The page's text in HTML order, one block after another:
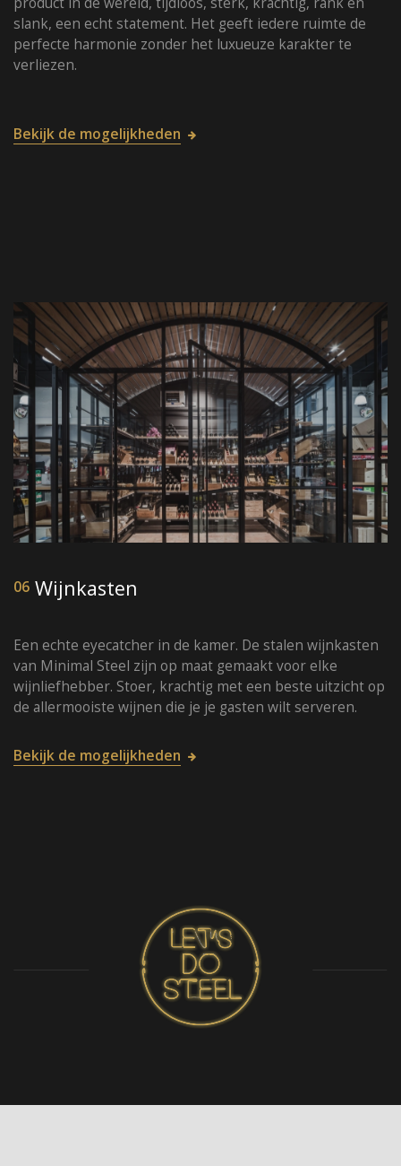
slank, een echt statement. Het geeft iedere ruimte de
perfecte harmonie zonder het luxueuze karakter te
verliezen.
Bekijk de mogelijkheden
06 Wijnkasten
Een echte eyecatcher in de kamer. De stalen wijnkasten
van Minimal Steel zijn op maat gemaakt voor elke
wijnliefhebber. Stoer, krachtig met een beste uitzicht op
de allermooiste wijnen die je je gasten wilt serveren.
Bekijk de mogelijkheden